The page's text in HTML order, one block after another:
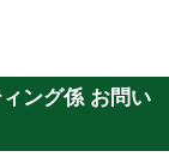
ング係 お問い